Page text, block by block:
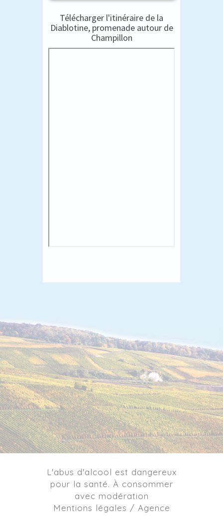
Télécharger l'itinéraire de la
Diablotine, promenade autour de
Champillon
L'abus d'alcool est dangereux
pour la santé. À consommer
avec modération
Mentions légales / Agence